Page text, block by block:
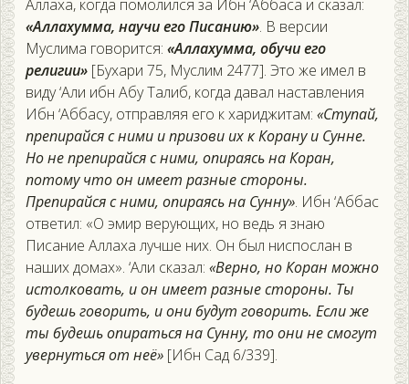
Аллаха, когда помолился за Ибн ‘Аббаса и сказал:
«Аллахумма, научи его Писанию». В версии
Муслима говорится: «Аллахумма, обучи его
религии» [Бухари 75, Муслим 2477]. Это же имел в
виду ‘Али ибн Абу Талиб, когда давал наставления
Ибн ‘Аббасу, отправляя его к хариджитам: «Ступай,
препирайся с ними и призови их к Корану и Сунне.
Но не препирайся с ними, опираясь на Коран,
потому что он имеет разные стороны.
Препирайся с ними, опираясь на Сунну». Ибн ‘Аббас
ответил: «О эмир верующих, но ведь я знаю
Писание Аллаха лучше них. Он был ниспослан в
наших домах». ‘Али сказал: «Верно, но Коран можно
истолковать, и он имеет разные стороны. Ты
будешь говорить, и они будут говорить. Если же
ты будешь опираться на Сунну, то они не смогут
увернуться от неё» [Ибн Сад 6/339].